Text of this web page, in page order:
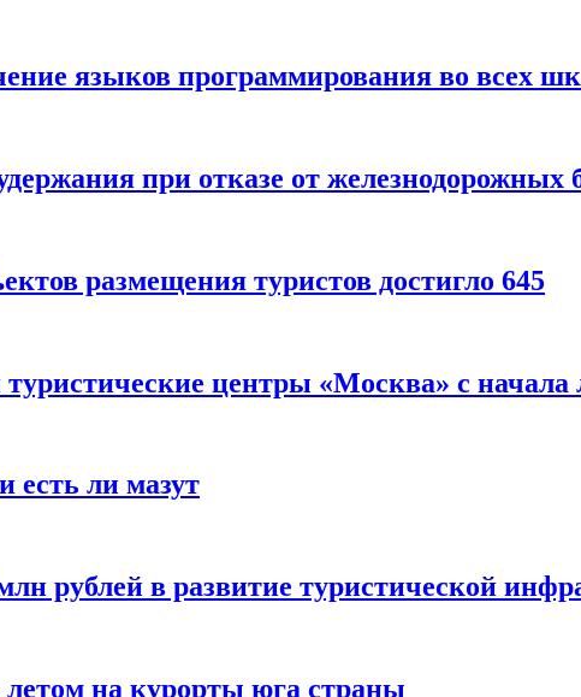
языков программирования во всех
при отказе от железнодорожных
размещения туристов достигло 645
центры «Москва» с начала
есть ли мазут
рублей в развитие туристической
на курорты юга страны